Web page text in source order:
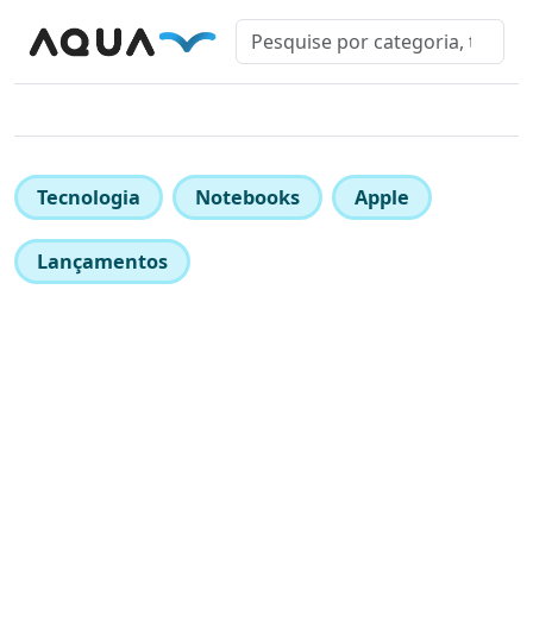
Tecnologia Notebooks Apple
Lançamentos